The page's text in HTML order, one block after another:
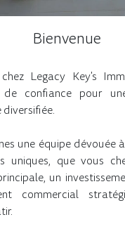
Bienvenue
chez Legacy Key's
de confiance pour
une équipe dévouée
uniques, que vous
un
commercial